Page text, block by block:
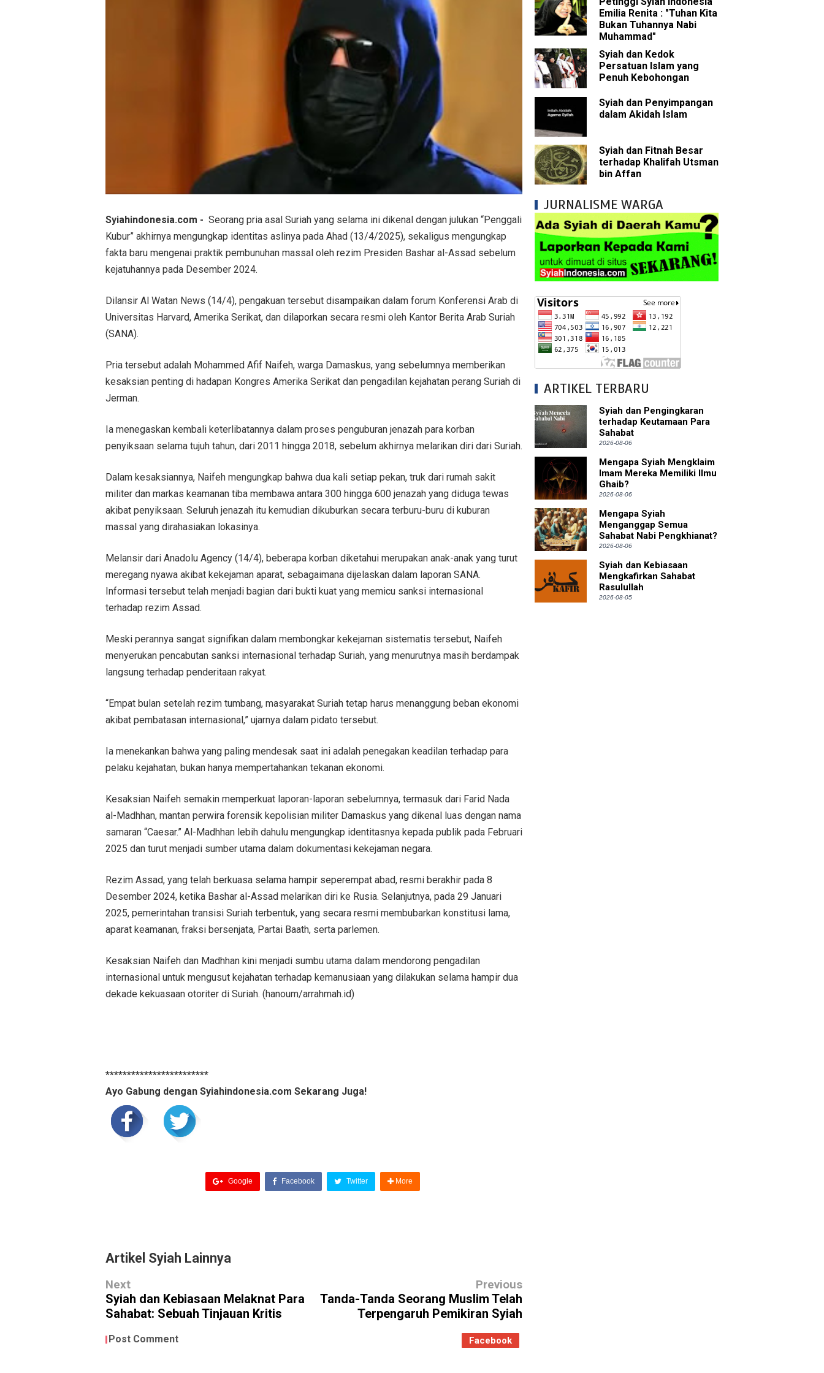
Syiah dan Penyimpangan dalam Akidah Islam
Kesalahan Syiah dalam Menyikapi Khalifah Abu Bakar
Syiah dan Konsep Imamah yang Tidak Masuk Akal dalam Islam
Syiah dan Ketidakkonsistenan dalam Konsep Mahdi
Syiah dan Kedustaan tentang Hak Kekhalifahan
Syiah dan Ketidakbenaran Ajarannya tentang Wilayah Imam
Syiah dan Kedustaan tentang Peristiwa Karbala
Syiah dan Upaya Merusak Ukhuwah Islamiyah
Syiah dan Klaim Palsu tentang Imam Mahdi yang Akan Muncul
Kesalahan Syiah dalam Menjadikan Imam sebagai Perantara kepada Allah
Mengapa Syiah Menganggap Ulama Sunni sebagai Musuh?
Syiahindonesia.com - Seorang pria asal Suriah yang selama ini dikenal dengan julukan “Penggali
Kubur” akhirnya mengungkap identitas aslinya pada Ahad (13/4/2025), sekaligus mengungkap
fakta baru mengenai praktik pembunuhan massal oleh rezim Presiden Bashar al-Assad sebelum
kejatuhannya pada Desember 2024.
Dilansir Al Watan News (14/4), pengakuan tersebut disampaikan dalam forum Konferensi Arab di
Universitas Harvard, Amerika Serikat, dan dilaporkan secara resmi oleh Kantor Berita Arab Suriah
(SANA).
Pria tersebut adalah Mohammed Afif Naifeh, warga Damaskus, yang sebelumnya memberikan
kesaksian penting di hadapan Kongres Amerika Serikat dan pengadilan kejahatan perang Suriah di
Jerman.
Ia menegaskan kembali keterlibatannya dalam proses penguburan jenazah para korban
penyiksaan selama tujuh tahun, dari 2011 hingga 2018, sebelum akhirnya melarikan diri dari Suriah.
Dalam kesaksiannya, Naifeh mengungkap bahwa dua kali setiap pekan, truk dari rumah sakit
militer dan markas keamanan tiba membawa antara 300 hingga 600 jenazah yang diduga tewas
akibat penyiksaan. Seluruh jenazah itu kemudian dikuburkan secara terburu-buru di kuburan
massal yang dirahasiakan lokasinya.
Melansir dari Anadolu Agency (14/4), beberapa korban diketahui merupakan anak-anak yang turut
meregang nyawa akibat kekejaman aparat, sebagaimana dijelaskan dalam laporan SANA.
Informasi tersebut telah menjadi bagian dari bukti kuat yang memicu sanksi internasional
terhadap rezim Assad.
Meski perannya sangat signifikan dalam membongkar kekejaman sistematis tersebut, Naifeh
menyerukan pencabutan sanksi internasional terhadap Suriah, yang menurutnya masih berdampak
langsung terhadap penderitaan rakyat.
“Empat bulan setelah rezim tumbang, masyarakat Suriah tetap harus menanggung beban ekonomi
akibat pembatasan internasional,” ujarnya dalam pidato tersebut.
Ia menekankan bahwa yang paling mendesak saat ini adalah penegakan keadilan terhadap para
pelaku kejahatan, bukan hanya mempertahankan tekanan ekonomi.
Kesaksian Naifeh semakin memperkuat laporan-laporan sebelumnya, termasuk dari Farid Nada
al-Madhhan, mantan perwira forensik kepolisian militer Damaskus yang dikenal luas dengan nama
samaran “Caesar.” Al-Madhhan lebih dahulu mengungkap identitasnya kepada publik pada Februari
2025 dan turut menjadi sumber utama dalam dokumentasi kekejaman negara.
Rezim Assad, yang telah berkuasa selama hampir seperempat abad, resmi berakhir pada 8
Desember 2024, ketika Bashar al-Assad melarikan diri ke Rusia. Selanjutnya, pada 29 Januari
2025, pemerintahan transisi Suriah terbentuk, yang secara resmi membubarkan konstitusi lama,
aparat keamanan, fraksi bersenjata, Partai Baath, serta parlemen.
Kesaksian Naifeh dan Madhhan kini menjadi sumbu utama dalam mendorong pengadilan
internasional untuk mengusut kejahatan terhadap kemanusiaan yang dilakukan selama hampir dua
dekade kekuasaan otoriter di Suriah. (hanoum/arrahmah.id)
************************
Ayo Gabung dengan Syiahindonesia.com Sekarang Juga!
Google Facebook Twitter More
Artikel Syiah Lainnya
Next
Syiah dan Kebiasaan Melaknat Para
Sahabat: Sebuah Tinjauan Kritis
Previous
Tanda-Tanda Seorang Muslim Telah
Terpengaruh Pemikiran Syiah
Post Comment Facebook
Emilia Renita : "Tuhan Kita
Bukan Tuhannya Nabi
Muhammad"
Syiah dan Kedok
Persatuan Islam yang
Penuh Kebohongan
Syiah dan Penyimpangan
dalam Akidah Islam
Syiah dan Fitnah Besar
terhadap Khalifah Utsman
bin Affan
JURNALISME WARGA
ARTIKEL TERBARU
Syiah dan Pengingkaran
terhadap Keutamaan Para
Sahabat
2026-08-06
Mengapa Syiah Mengklaim
Imam Mereka Memiliki Ilmu
Ghaib?
2026-08-06
Mengapa Syiah
Menganggap Semua
Sahabat Nabi Pengkhianat?
2026-08-06
Syiah dan Kebiasaan
Mengkafirkan Sahabat
Rasulullah
2026-08-05